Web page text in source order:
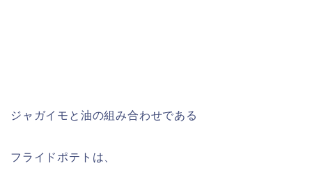
ジャガイモと油の組み合わせである
フライドポテトは、